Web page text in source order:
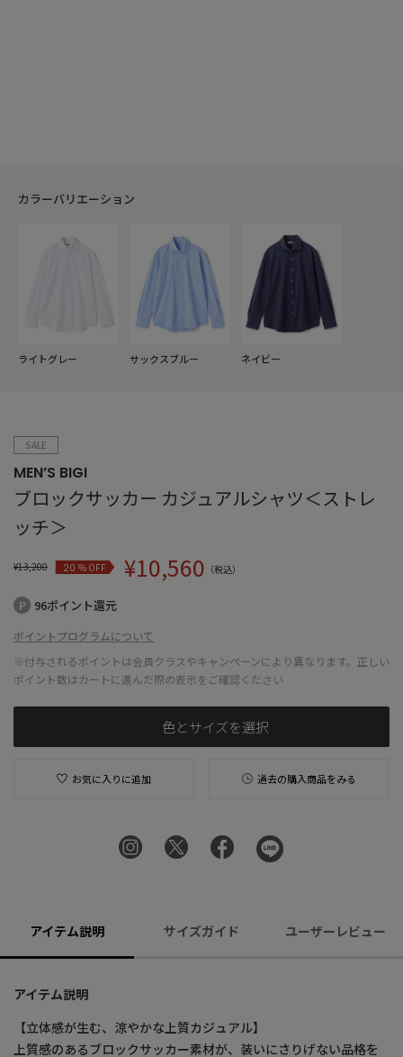
カラーバリエーション
ライトグレー サックスブルー ネイビー
SALE
MEN’S BIGI
ブロックサッカー カジュアルシャツ＜ストレ
ッチ＞
¥13,200 20% OFF ¥10,560 （税込）
96ポイント還元
ポイントプログラムについて
※付与されるポイントは会員クラスやキャンペーンにより異なります。正しい
ポイント数はカートに進んだ際の表示をご確認ください
色とサイズを選択
お気に入りに追加 過去の購入商品をみる
アイテム説明 サイズガイド ユーザーレビュー
アイテム説明
【立体感が生む、涼やかな上質カジュアル】
上質感のあるブロックサッカー素材が、装いにさりげない品格を